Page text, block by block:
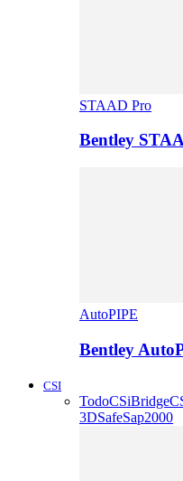
STAAD Pro
Bentley
AutoPIPE
Bentley
CSI
TodoCSiBridge
3DSafeSap2000